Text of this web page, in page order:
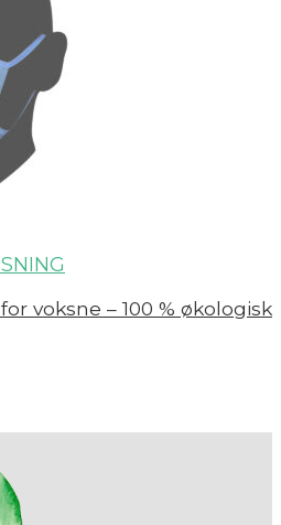
voksne – 100 % økologisk